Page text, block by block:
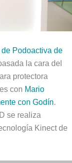
Podoactiva de
la cara del
protectora
con Mario
con Godín.
se realiza
Kinect de